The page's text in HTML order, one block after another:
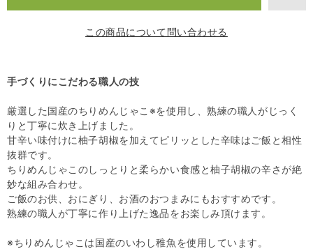
この商品について問い合わせる
手づくりにこだわる職人の技
厳選した国産のちりめんじゃこ※を使用し、熟練の職人がじっく
りと丁寧に炊き上げました。
甘辛い味付けに柚子胡椒を加えてピリッとした辛味はご飯と相性
抜群です。
ちりめんじゃこのしっとりと柔らかい食感と柚子胡椒の辛さが絶
妙な組み合わせ。
ご飯のお供、おにぎり、お酒のおつまみにもおすすめです。
熟練の職人が丁寧に作り上げた逸品をお楽しみ頂けます。
※ちりめんじゃこは国産のいわし稚魚を使用しています。